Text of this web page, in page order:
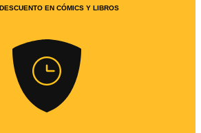
EN CÓMICS Y LIBROS